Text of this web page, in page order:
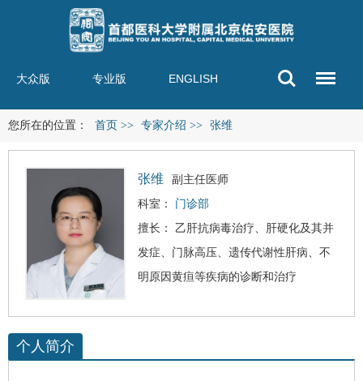
大众版 专业版 ENGLISH
您所在的位置： 首页 >> 专家介绍 >> 张维
张维
副主任医师
科室： 门诊部
擅长： 乙肝抗病毒治疗、
肝硬化及其并
发症、门脉高压、遗传代谢性肝病、不
明原因黄疸等疾病的诊断和治疗
个人简介